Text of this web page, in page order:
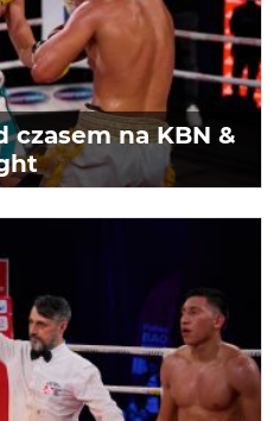
czasem na KBN &